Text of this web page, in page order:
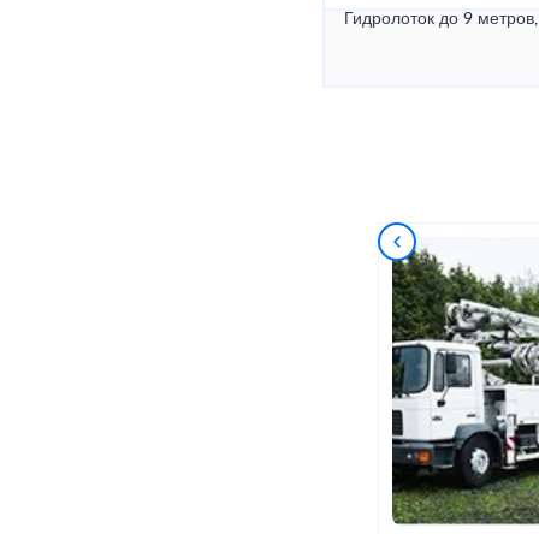
Гидролоток до 9